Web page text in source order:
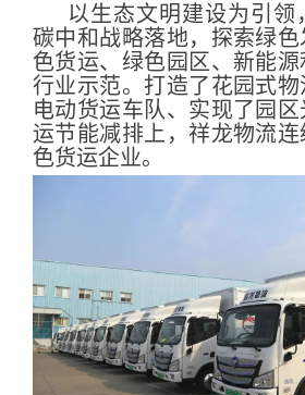
以生态文明建设为引领
碳中和战略落地，探索绿
色货运、绿色园区、新能
行业示范。打造了花园式
电动货运车队、实现了园
运节能减排上，祥龙物流
色货运企业。